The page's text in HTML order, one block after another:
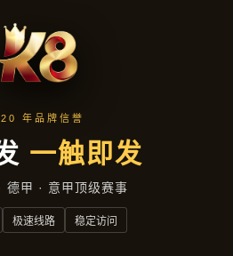
合作实例
首页 合作实例